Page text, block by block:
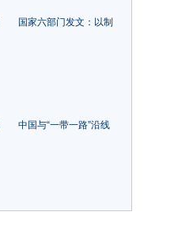
国家六部门发文：以制
中国与“一带一路”沿线